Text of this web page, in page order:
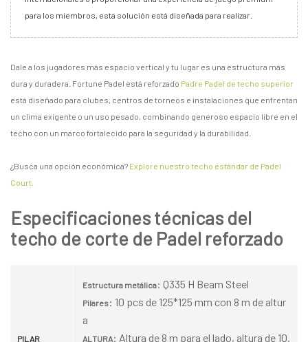
para los miembros, esta solución está diseñada para realizar.
Dale a los jugadores más espacio vertical y tu lugar es una estructura más
dura y duradera. Fortune Padel está reforzado Padre Padel de techo superior
está diseñado para clubes, centros de torneos e instalaciones que enfrentan
un clima exigente o un uso pesado, combinando generoso espacio libre en el
techo con un marco fortalecido para la seguridad y la durabilidad.
¿Busca una opción económica? Explore nuestro techo estándar de Padel
Court.
Especificaciones técnicas del
techo de corte de Padel reforzado
PILAR
Estructura metálica: Q335 H Beam Steel
Pilares: 10 pcs de 125*125 mm con 8 m de altur
a
ALTURA: Altura de 8 m para el lado, altura de 10.